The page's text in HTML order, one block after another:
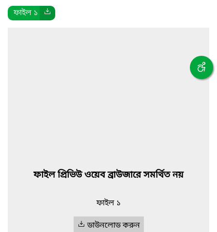
ফাইল ১
ফাইল প্রিভিউ ওয়েব ব্রাউজারে সমর্থিত নয়
ফাইল ১
ডাউনলোড করুন